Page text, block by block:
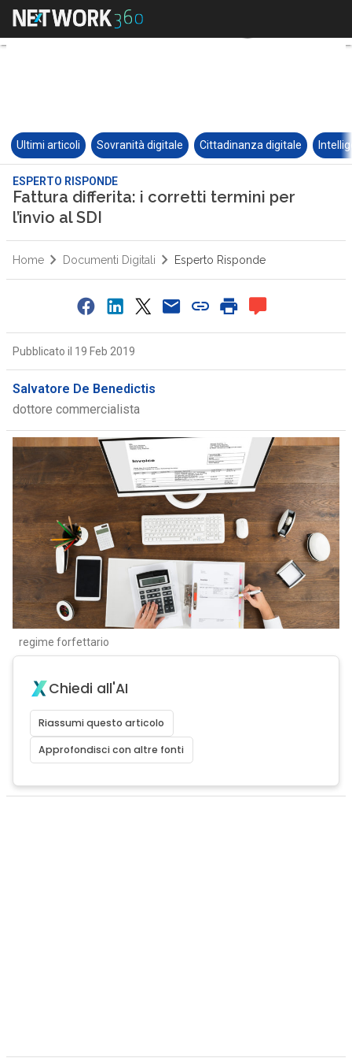
Ultimi articoli Sovranità digitale Cittadinanza digitale
ESPERTO RISPONDE
Fattura differita: i corretti termini per
l’invio al SDI
Home Documenti Digitali Esperto Risponde
Pubblicato il 19 Feb 2019
Salvatore De Benedictis
dottore commercialista
regime forfettario
Chiedi all'AI
Riassumi questo articolo
Approfondisci con altre fonti